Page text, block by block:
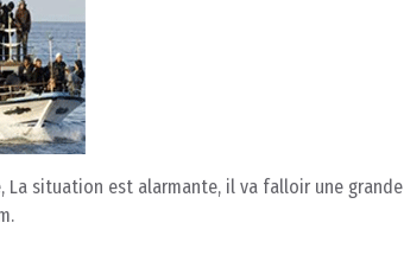
La situation est alarmante, il va falloir une grande